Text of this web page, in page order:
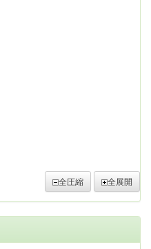
全圧縮 全展開